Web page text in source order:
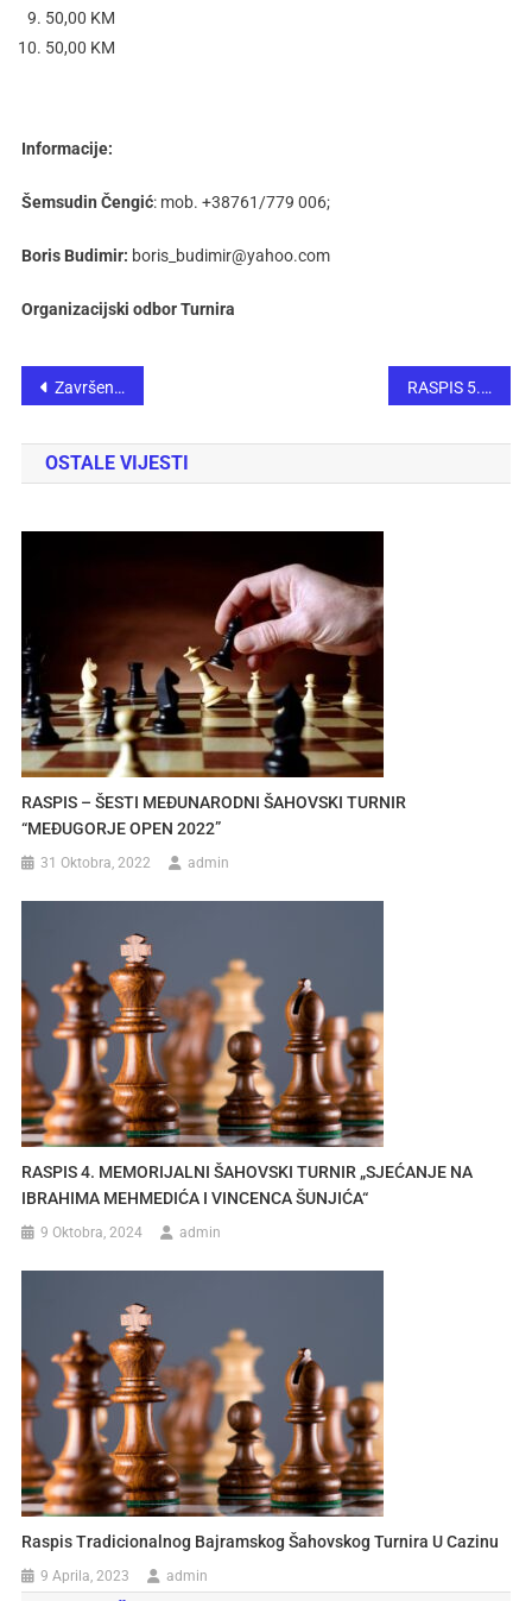
50,00 KM
50,00 KM
Informacije:
Šemsudin Čengić: mob. +38761/779 006;
Boris Budimir: boris_budimir@yahoo.com
Organizacijski odbor Turnira
Završeno 32. ekipno prvenstvo ŠSFBiH – Prva “A” i Prva “B” liga RASPIS 5. MMT Tešanj Open 2025
OSTALE VIJESTI
RASPIS – ŠESTI MEĐUNARODNI ŠAHOVSKI TURNIR
“MEĐUGORJE OPEN 2022”
31 Oktobra, 2022 admin
RASPIS 4. MEMORIJALNI ŠAHOVSKI TURNIR „SJEĆANJE NA
IBRAHIMA MEHMEDIĆA I VINCENCA ŠUNJIĆA“
9 Oktobra, 2024 admin
Raspis Tradicionalnog Bajramskog Šahovskog Turnira U Cazinu
9 Aprila, 2023 admin